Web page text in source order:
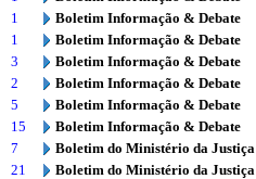
1
Boletim Informação & Debate
1
Boletim Informação & Debate
3
Boletim Informação & Debate
2
Boletim Informação & Debate
5
Boletim Informação & Debate
15
Boletim Informação & Debate
7
Boletim do Ministério da Justiça
21
Boletim do Ministério da Justiça